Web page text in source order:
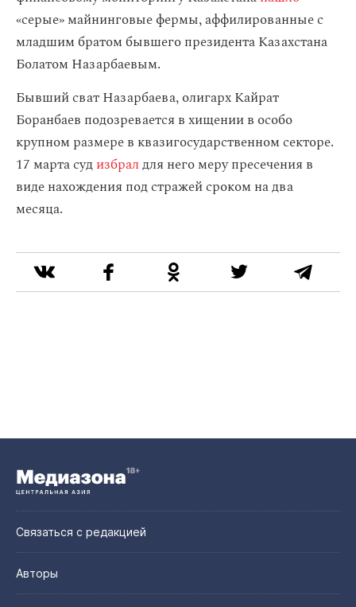
«серые» майнинговые фермы, аффилированные с
младшим братом бывшего президента Казахстана
Болатом Назарбаевым.
Бывший сват Назарбаева, олигарх Кайрат
Боранбаев подозревается в хищении в особо
крупном размере в квазигосударственном секторе.
17 марта судизбралдля него меру пресечения в
виде нахождения под стражей сроком на два
месяца.
Связаться с редакцией
Авторы